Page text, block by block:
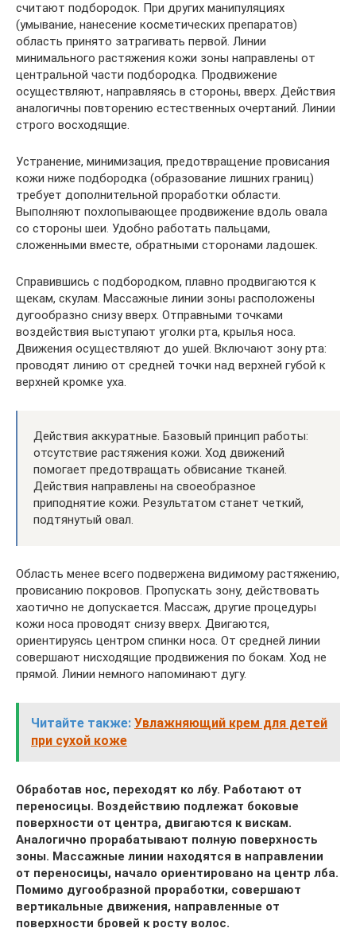
считают подбородок. При других манипуляциях
(умывание, нанесение косметических препаратов)
область принято затрагивать первой. Линии
минимального растяжения кожи зоны направлены от
центральной части подбородка. Продвижение
осуществляют, направляясь в стороны, вверх. Действия
аналогичны повторению естественных очертаний. Линии
строго восходящие.
Устранение, минимизация, предотвращение провисания
кожи ниже подбородка (образование лишних границ)
требует дополнительной проработки области.
Выполняют похлопывающее продвижение вдоль овала
со стороны шеи. Удобно работать пальцами,
сложенными вместе, обратными сторонами ладошек.
Справившись с подбородком, плавно продвигаются к
щекам, скулам. Массажные линии зоны расположены
дугообразно снизу вверх. Отправными точками
воздействия выступают уголки рта, крылья носа.
Движения осуществляют до ушей. Включают зону рта:
проводят линию от средней точки над верхней губой к
верхней кромке уха.
Действия аккуратные. Базовый принцип работы:
отсутствие растяжения кожи. Ход движений
помогает предотвращать обвисание тканей.
Действия направлены на своеобразное
приподнятие кожи. Результатом станет четкий,
подтянутый овал.
Область менее всего подвержена видимому растяжению,
провисанию покровов. Пропускать зону, действовать
хаотично не допускается. Массаж, другие процедуры
кожи носа проводят снизу вверх. Двигаются,
ориентируясь центром спинки носа. От средней линии
совершают нисходящие продвижения по бокам. Ход не
прямой. Линии немного напоминают дугу.
Читайте также: Увлажняющий крем для детей
при сухой коже
Обработав нос, переходят ко лбу. Работают от
переносицы. Воздействию подлежат боковые
поверхности от центра, двигаются к вискам.
Аналогично прорабатывают полную поверхность
зоны. Массажные линии находятся в направлении
от переносицы, начало ориентировано на центр лба.
Помимо дугообразной проработки, совершают
вертикальные движения, направленные от
поверхности бровей к росту волос.